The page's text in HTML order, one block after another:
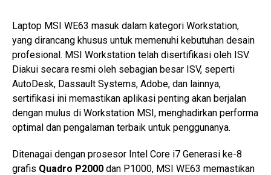
Laptop MSI WE63 masuk dalam kategori Workstation,
yang dirancang khusus untuk memenuhi kebutuhan desain
profesional. MSI Workstation telah disertifikasi oleh ISV.
Diakui secara resmi oleh sebagian besar ISV, seperti
AutoDesk, Dassault Systems, Adobe, dan lainnya,
sertifikasi ini memastikan aplikasi penting akan berjalan
dengan mulus di Workstation MSI, menghadirkan performa
optimal dan pengalaman terbaik untuk penggunanya.
Ditenagai dengan prosesor Intel Core i7 Generasi ke-8
grafis Quadro P2000 dan P1000, MSI WE63 memastikan